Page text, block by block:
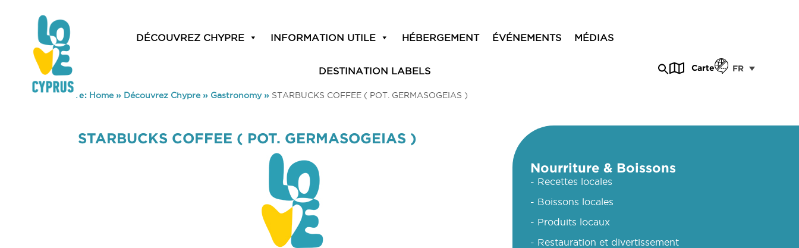
DÉCOUVREZ CHYPRE INFORMATION UTILE HÉBERGEMENT ÉVÉNEMENTS MÉDIAS
DESTINATION LABELS Carte FR
You are here: Home» Découvrez Chypre» Gastronomy» STARBUCKS COFFEE ( POT. GERMASOGEIAS )
STARBUCKS COFFEE ( POT. GERMASOGEIAS )
Nourriture & Boissons
- Recettes locales
- Boissons locales
- Produits locaux
- Restauration et divertissement